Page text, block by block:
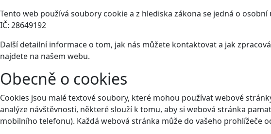
Tento web používá soubory cookie a z hlediska zákona se jedná o
IČ: 28649192
Další detailní informace o tom, jak nás můžete kontaktovat a jak
najdete na našem webu.
Obecně o cookies
Cookies jsou malé textové soubory, které mohou používat webové
analýze návštěvnosti, některé slouží k tomu, aby si webová stránka
mobilního telefonu). Každá webová stránka může do vašeho prohlížeče